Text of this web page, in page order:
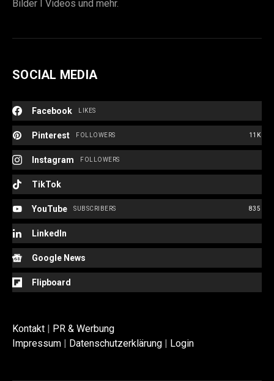
Bilder I Videos und mehr.
SOCIAL MEDIA
Facebook LIKES
Pinterest 11K
FOLLOWERS
Instagram FOLLOWERS
TikTok
YouTube 835
SUBSCRIBERS
LinkedIn
Google News
Flipboard
Kontakt | PR & Werbung
Impressum | Datenschutzerklärung | Login